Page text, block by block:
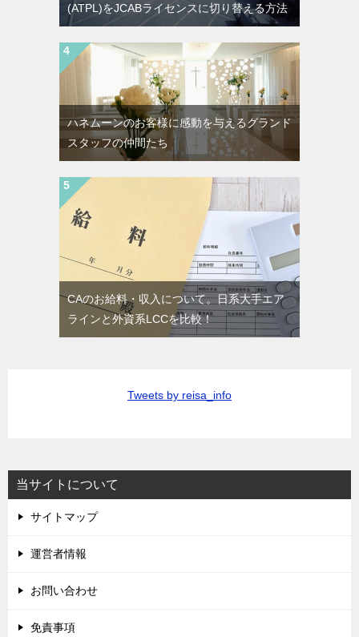
(ATPL)をJCABライセンスに切り替える方法
ハネムーンのお客様に感動を与えるグランド
スタッフの仲間たち
CAのお給料・収入について。日系大手エア
ラインと外資系LCCを比較！
Tweets by reisa_info
当サイトについて
サイトマップ
運営者情報
お問い合わせ
免責事項